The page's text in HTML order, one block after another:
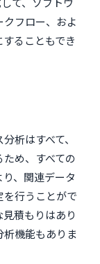
フロー、およ
ることもでき
析はすべて、
め、すべての
、関連データ
を行うことがで
積もりはあり
析機能もありま